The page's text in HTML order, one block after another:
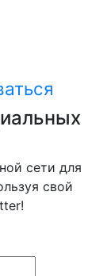
сети для
свой